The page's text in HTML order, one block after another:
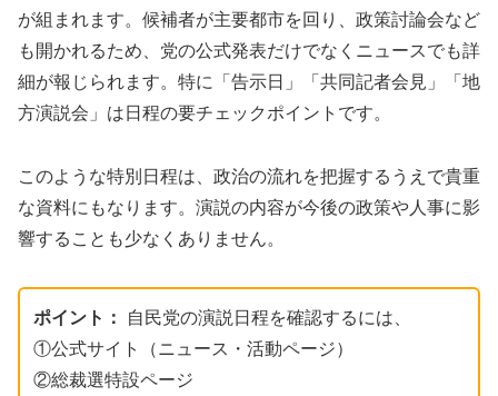
が組まれます。候補者が主要都市を回り、政策討論会など
も開かれるため、党の公式発表だけでなくニュースでも詳
細が報じられます。特に「告示日」「共同記者会見」「地
方演説会」は日程の要チェックポイントです。
このような特別日程は、政治の流れを把握するうえで貴重
な資料にもなります。演説の内容が今後の政策や人事に影
響することも少なくありません。
ポイント：
自民党の演説日程を確認するには、
①公式サイト（ニュース・活動ページ）
②総裁選特設ページ